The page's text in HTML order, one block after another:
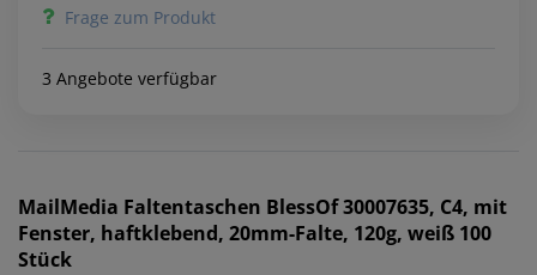
Frage zum Produkt
3 Angebote verfügbar
MailMedia Faltentaschen BlessOf 30007635, C4, mit
Fenster, haftklebend, 20mm-Falte, 120g, weiß 100
Stück